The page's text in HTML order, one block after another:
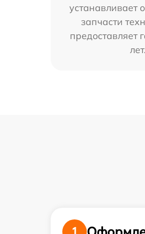
устанавливает
запчасти
предоставляет
лет.